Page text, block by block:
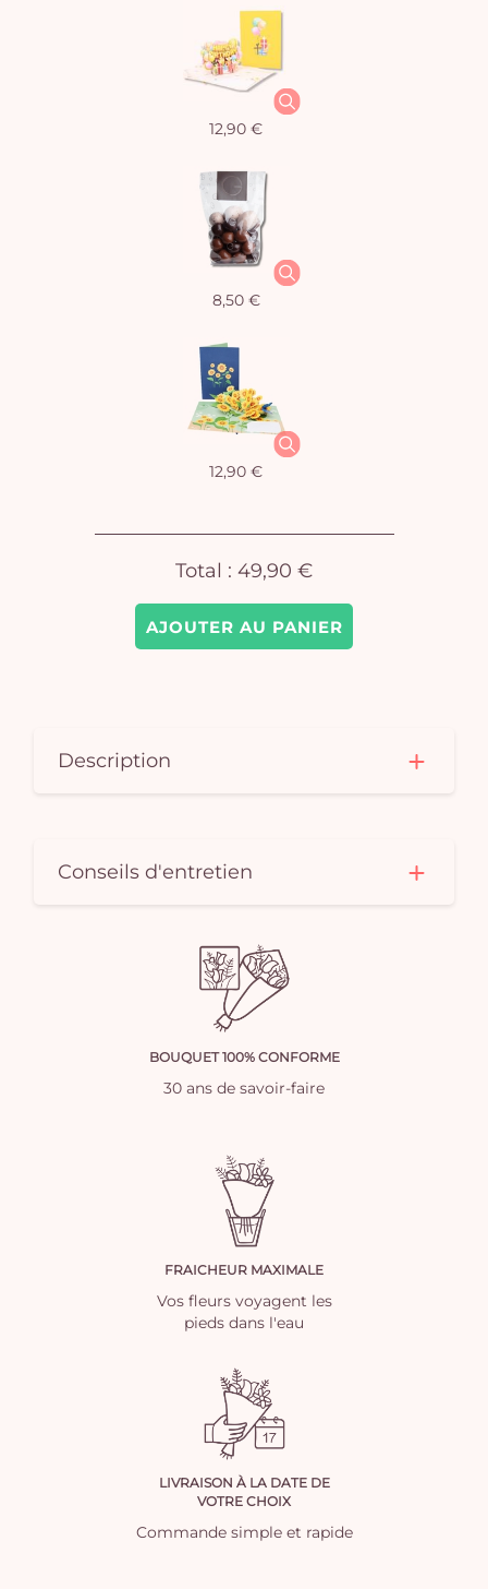
AJOUTER AU PANIER
12,90 €
8,50 €
12,90 €
Total : 49,90 €
Description
Conseils d'entretien
BOUQUET 100% CONFORME
30 ans de savoir-faire
FRAICHEUR MAXIMALE
Vos fleurs voyagent les
pieds dans l'eau
LIVRAISON À LA DATE DE
VOTRE CHOIX
Commande simple et rapide